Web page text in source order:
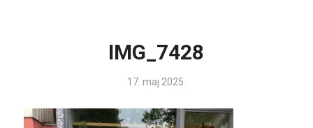
IMG_7428
17. maj 2025.